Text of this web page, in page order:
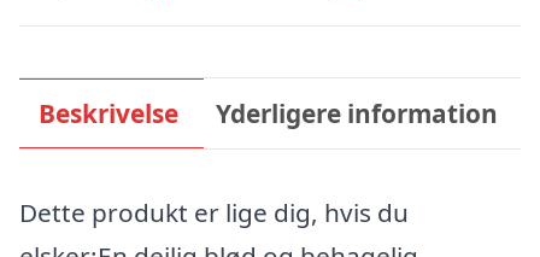
Beskrivelse Yderligere information
Dette produkt er lige dig, hvis du